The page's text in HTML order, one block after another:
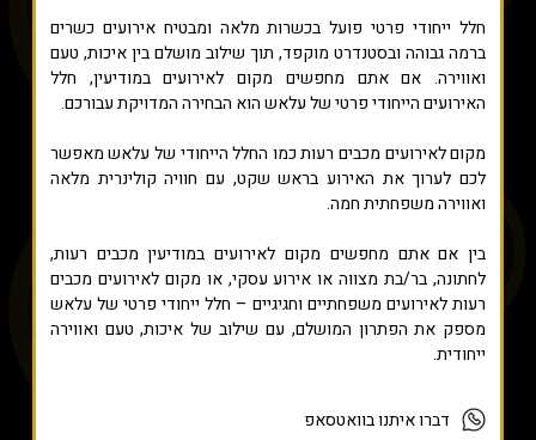
חלל ייחודי פרטי פועל בכשרות מלאה ומבטיח אירועים כשרים
ברמה גבוהה ובסטנדרט מוקפד, תוך שילוב מושלם בין איכות, טעם
ואווירה. אם אתם מחפשים מקום לאירועים במודיעין, חלל
האירועים הייחודי פרטי של עלאש הוא הבחירה המדויקת עבורכם.
מקום לאירועים מכבים רעות כמו החלל הייחודי של עלאש מאפשר
לכם לערוך את האירוע בראש שקט, עם חוויה קולינרית מלאה
ואווירה משפחתית חמה.
בין אם אתם מחפשים מקום לאירועים במודיעין מכבים רעות,
לחתונה, בר/בת מצווה או אירוע עסקי, או מקום לאירועים מכבים
רעות לאירועים משפחתיים וחגיגיים – חלל ייחודי פרטי של עלאש
מספק את הפתרון המושלם, עם שילוב של איכות, טעם ואווירה
ייחודית.
דברו איתנו בוואטסאפ